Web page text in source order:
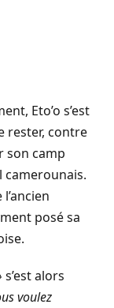
Eto’o s’est
rester, contre
son camp
camerounais.
l’ancien
posé sa
s’est alors
voulez